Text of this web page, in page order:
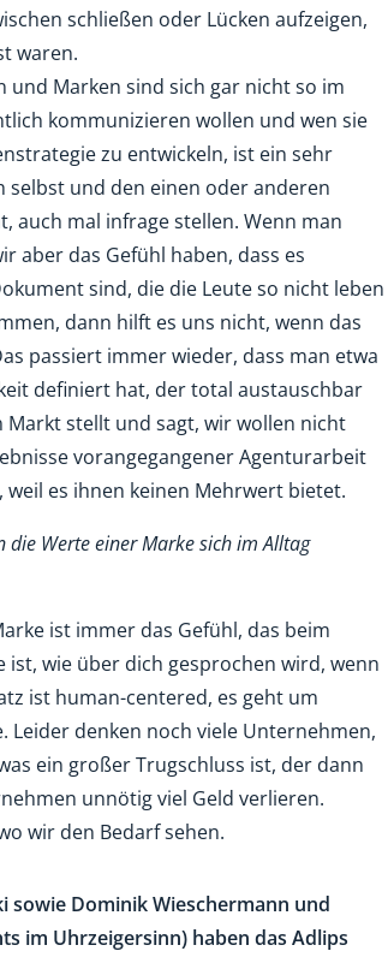
schließen oder Lücken aufzeigen,
waren.
und Marken sind sich gar nicht so im
kommunizieren wollen und wen sie
zu entwickeln, ist ein sehr
selbst und den einen oder anderen
auch mal infrage stellen. Wenn man
aber das Gefühl haben, dass es
sind, die die Leute so nicht leben
dann hilft es uns nicht, wenn das
passiert immer wieder, dass man etwa
definiert hat, der total austauschbar
Markt stellt und sagt, wir wollen nicht
vorangegangener Agenturarbeit
es ihnen keinen Mehrwert bietet.
Werte einer Marke sich im Alltag
ist immer das Gefühl, das beim
ist, wie über dich gesprochen wird, wenn
ist human-centered, es geht um
Leider denken noch viele Unternehmen,
ein großer Trugschluss ist, der dann
unnötig viel Geld verlieren.
wir den Bedarf sehen.
sowie Dominik Wieschermann und
im Uhrzeigersinn) haben das Adlips